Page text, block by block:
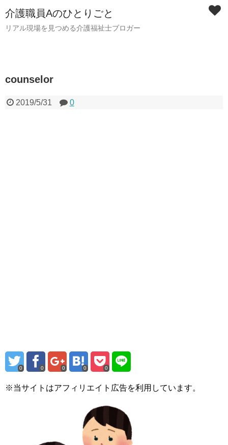
介護職員Aのひとりごと
リアル現場を見つめる介護福祉士ブロガー
counselor
2019/5/31 0
0 0 0 0 0
※当サイトはアフィリエイト広告を利用しています。